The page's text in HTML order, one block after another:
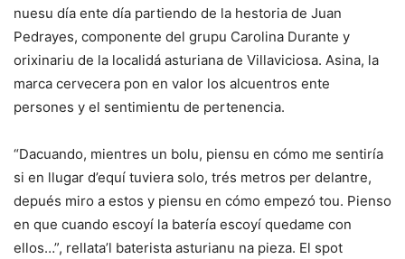
nuesu día ente día partiendo de la hestoria de Juan
Pedrayes, componente del grupu Carolina Durante y
orixinariu de la localidá asturiana de Villaviciosa. Asina, la
marca cervecera pon en valor los alcuentros ente
persones y el sentimientu de pertenencia.
“Dacuando, mientres un bolu, piensu en cómo me sentiría
si en llugar d’equí tuviera solo, trés metros per delantre,
depués miro a estos y piensu en cómo empezó tou. Pienso
en que cuando escoyí la batería escoyí quedame con
ellos…”, rellata’l baterista asturianu na pieza. El spot